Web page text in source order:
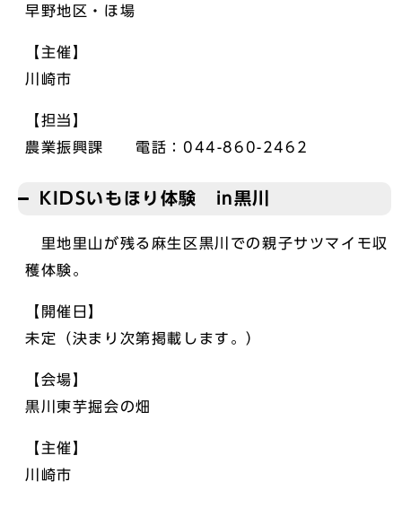
早野地区・ほ場
【主催】
川崎市
【担当】
農業振興課 電話：044-860-2462
KIDSいもほり体験 in黒川
里地里山が残る麻生区黒川での親子サツマイモ収
穫体験。
【開催日】
未定（決まり次第掲載します。）
【会場】
黒川東芋掘会の畑
【主催】
川崎市